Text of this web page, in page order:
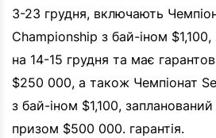
3-23 грудня, включають
Championship з бай-іном
на 14-15 грудня та має
$250 000, а також Чемпіонат
з бай-іном $1,100,
призом $500 000. гарантія.